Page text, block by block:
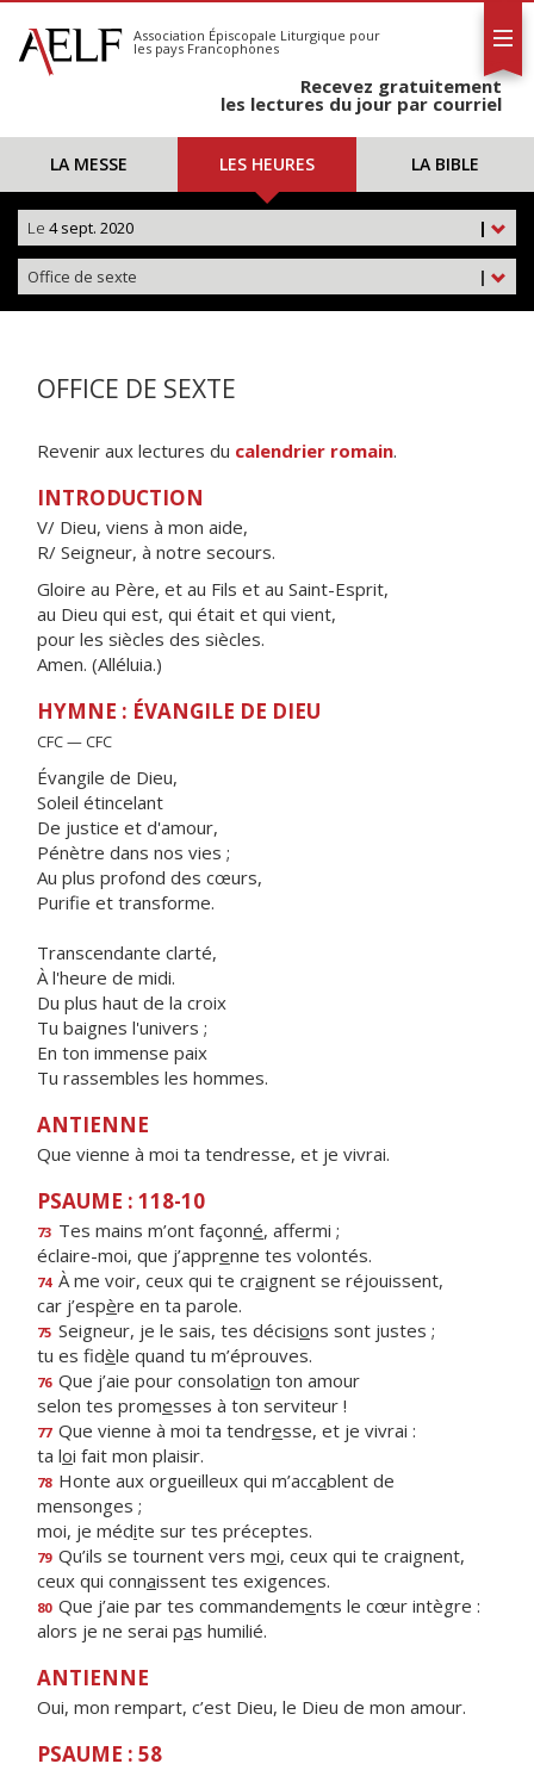
S'abonner
Calendrier
Association Épiscopale Liturgique pour
les pays Francophones
Recevez gratuitement
les lectures du jour par courriel
LA MESSE LES HEURES LA BIBLE
|
Le 4 sept. 2020
|
Office de sexte
OFFICE DE SEXTE
Revenir aux lectures du calendrier romain.
INTRODUCTION
V/ Dieu, viens à mon aide,
R/ Seigneur, à notre secours.
Gloire au Père, et au Fils et au Saint-Esprit,
au Dieu qui est, qui était et qui vient,
pour les siècles des siècles.
Amen. (Alléluia.)
HYMNE : ÉVANGILE DE DIEU
CFC — CFC
Évangile de Dieu,
Soleil étincelant
De justice et d'amour,
Pénètre dans nos vies ;
Au plus profond des cœurs,
Purifie et transforme.
Transcendante clarté,
À l'heure de midi.
Du plus haut de la croix
Tu baignes l'univers ;
En ton immense paix
Tu rassembles les hommes.
ANTIENNE
Que vienne à moi ta tendresse, et je vivrai.
PSAUME : 118-10
73 Tes mains m’ont façonné, affermi ;
éclaire-moi, que j’apprenne tes volontés.
74 À me voir, ceux qui te craignent se réjouissent,
car j’espère en ta parole.
75 Seigneur, je le sais, tes décisions sont justes ;
tu es fidèle quand tu m’éprouves.
76 Que j’aie pour consolation ton amour
selon tes promesses à ton serviteur !
77 Que vienne à moi ta tendresse, et je vivrai :
ta loi fait mon plaisir.
78 Honte aux orgueilleux qui m’accablent de
mensonges ;
moi, je médite sur tes préceptes.
79 Qu’ils se tournent vers moi, ceux qui te craignent,
ceux qui connaissent tes exigences.
80 Que j’aie par tes commandements le cœur intègre :
alors je ne serai pas humilié.
ANTIENNE
Oui, mon rempart, c’est Dieu, le Dieu de mon amour.
PSAUME : 58